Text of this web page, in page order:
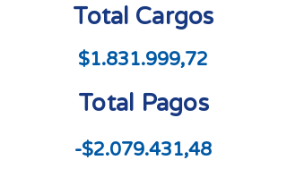
Total Cargos
$1.831.999,72
Total Pagos
-$2.079.431,48